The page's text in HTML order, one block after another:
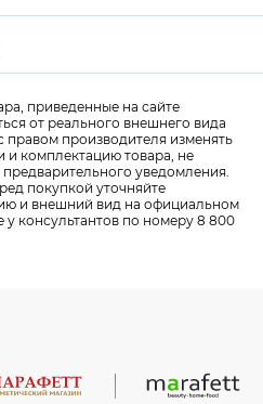
приведенные на сайте
от реального внешнего вида
правом производителя изменять
и комплектацию товара, не
уведомления.
покупкой уточняйте
и внешний вид на официальном
у консультантов по номеру 8 800